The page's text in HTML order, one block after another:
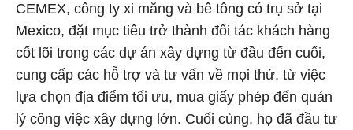
CEMEX, công ty xi măng và bê tông có trụ sở tại
Mexico, đặt mục tiêu trở thành đối tác khách hàng
cốt lõi trong các dự án xây dựng từ đầu đến cuối,
cung cấp các hỗ trợ và tư vấn về mọi thứ, từ việc
lựa chọn địa điểm tối ưu, mua giấy phép đến quản
lý công việc xây dựng lớn. Cuối cùng, họ đã đầu tư